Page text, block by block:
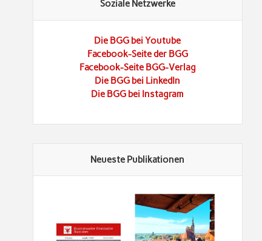
Soziale Netzwerke
Die BGG bei Youtube
Facebook-Seite der BGG
Facebook-Seite BGG-Verlag
Die BGG bei LinkedIn
Die BGG bei Instagram
Neueste Publikationen